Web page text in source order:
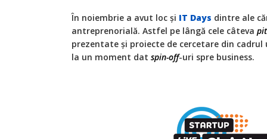
În noiembrie a avut loc și IT Days dintre ale
antreprenorială. Astfel pe lângă cele câteva
prezentate și proiecte de cercetare din
la un moment dat spin-off-uri spre business.